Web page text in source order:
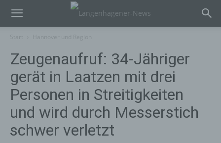
Zeugenaufruf: 34-Jähriger
gerät in Laatzen mit drei
Personen in Streitigkeiten
und wird durch Messerstich
schwer verletzt